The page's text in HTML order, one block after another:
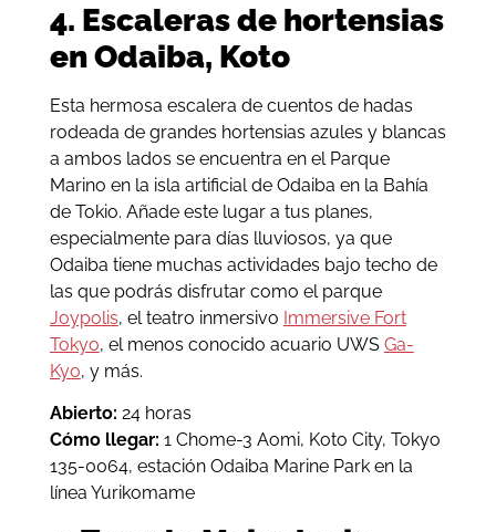
4. Escaleras de hortensias
en Odaiba, Koto
Esta hermosa escalera de cuentos de hadas
rodeada de grandes hortensias azules y blancas
a ambos lados se encuentra en el Parque
Marino en la isla artificial de Odaiba en la Bahía
de Tokio. Añade este lugar a tus planes,
especialmente para días lluviosos, ya que
Odaiba tiene muchas actividades bajo techo de
las que podrás disfrutar como el parque
Joypolis, el teatro inmersivo Immersive Fort
Tokyo, el menos conocido acuario UWS Ga-
Kyo, y más.
Abierto: 24 horas
Cómo llegar: 1 Chome-3 Aomi, Koto City, Tokyo
135-0064, estación Odaiba Marine Park en la
línea Yurikomame